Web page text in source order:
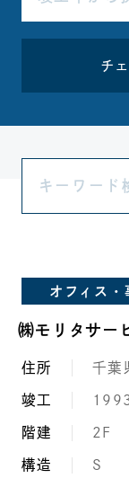
チ
オフィス・
㈱モリタサー
住所 千葉
竣工
階建 2F
構造 S